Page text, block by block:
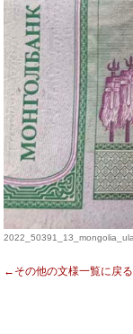
←その他の文様一覧に戻る